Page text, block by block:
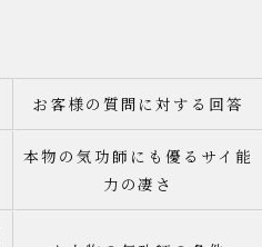
お客様の質問に対する回答
本物の気功師にも優るサイ能
力の凄さ